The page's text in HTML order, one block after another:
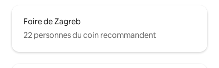
Foire de Zagreb
22 personnes du coin recommandent